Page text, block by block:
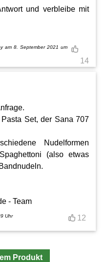
und verbleibe mit
am 8. September 2021 um
14
Set, der Sana 707
Nudelformen
(also etwas
- Team
Uhr 12
Produkt